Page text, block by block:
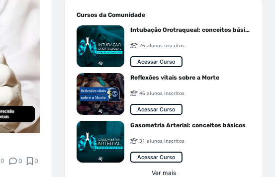
0 0 0
Cursos da Comunidade
Intubação Orotraqueal: conceitos básicos
26 alunos inscritos
Acessar Curso
Reflexões vitais sobre a Morte
46 alunos inscritos
Acessar Curso
Gasometria Arterial: conceitos básicos
31 alunos inscritos
Acessar Curso
Ver mais